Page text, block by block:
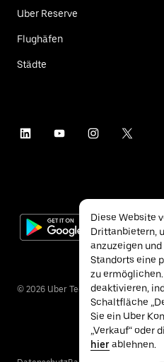
Uber Reserve
Flughäfen
Städte
© 2026 Uber Technologies Inc.
Diese Website
Drittanbietern,
anzuzeigen
Standorts eine
zu
deaktivieren,
Schaltfläche
Sie ein Uber
„Verkauf“ oder
hierablehnen.